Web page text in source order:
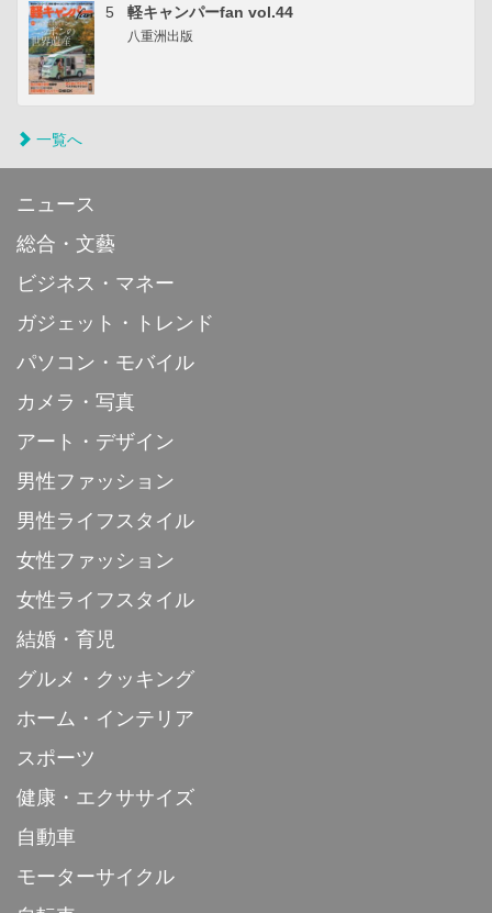
5 軽キャンパーfan vol.44
八重洲出版
一覧へ
ニュース
総合・文藝
ビジネス・マネー
ガジェット・トレンド
パソコン・モバイル
カメラ・写真
アート・デザイン
男性ファッション
男性ライフスタイル
女性ファッション
女性ライフスタイル
結婚・育児
グルメ・クッキング
ホーム・インテリア
スポーツ
健康・エクササイズ
自動車
モーターサイクル